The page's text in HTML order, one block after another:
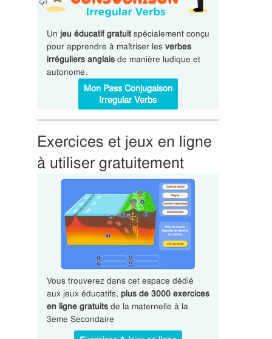
Un jeu éducatif gratuitspécialement conçu
pour apprendre à maîtriser les verbes
irréguliers anglaisde manière ludique et
autonome.
Mon Pass Conjugaison
Irregular Verbs
Exercices et jeux en ligne
à utiliser gratuitement
Vous trouverez dans cet espace dédié
aux jeux éducatifs, plus de 3000 exercices
en ligne gratuitsde la maternelle à la
3eme Secondaire